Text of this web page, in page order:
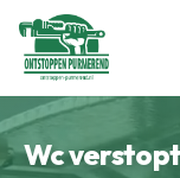
Wc